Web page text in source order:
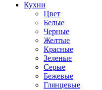
Кухни
Цвет
Белые
Черные
Желтые
Красные
Зеленые
Серые
Бежевые
Глянцевые